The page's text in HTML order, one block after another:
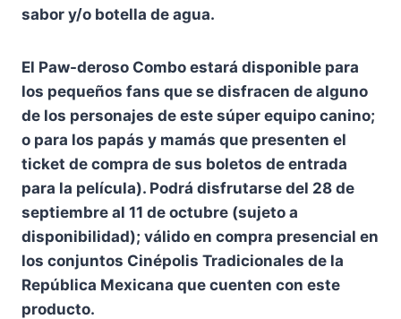
sabor y/o botella de agua.
El Paw-deroso Combo estará disponible para
los pequeños fans que se disfracen de alguno
de los personajes de este súper equipo canino;
o para los papás y mamás que presenten el
ticket de compra de sus boletos de entrada
para la película). Podrá disfrutarse del 28 de
septiembre al 11 de octubre (sujeto a
disponibilidad); válido en compra presencial en
los conjuntos Cinépolis Tradicionales de la
República Mexicana que cuenten con este
producto.